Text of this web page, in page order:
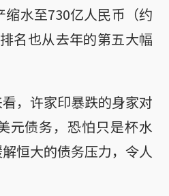
缩水至730亿人民币（约
名也从去年的第五大幅
，许家印暴跌的身家对
元债务，恐怕只是杯水
恒大的债务压力，令人